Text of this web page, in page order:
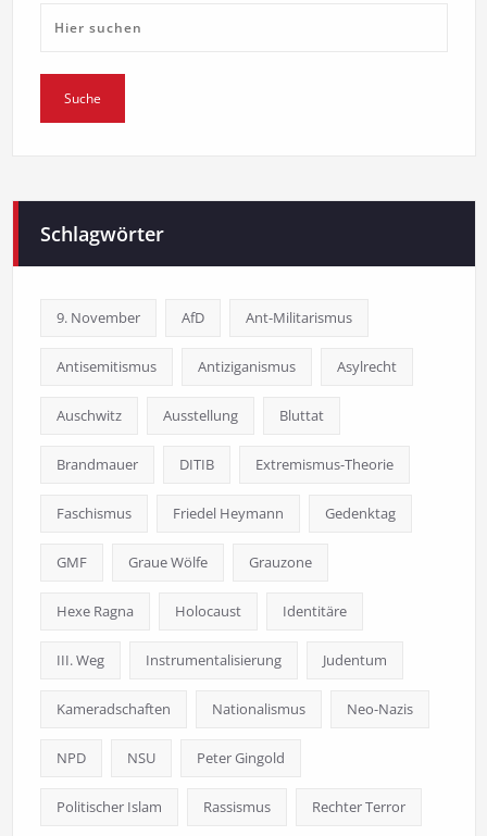
Schlagwörter
9. November AfD Ant-Militarismus
Antisemitismus Antiziganismus Asylrecht
Auschwitz Ausstellung Bluttat
Brandmauer DITIB Extremismus-Theorie
Faschismus Friedel Heymann Gedenktag
GMF Graue Wölfe Grauzone
Hexe Ragna Holocaust Identitäre
III. Weg Instrumentalisierung Judentum
Kameradschaften Nationalismus Neo-Nazis
NPD NSU Peter Gingold
Politischer Islam Rassismus Rechter Terror